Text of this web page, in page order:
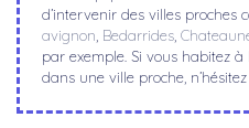
d’intervenir des villes proches
avignon Bedarrides
par exemple. Si vous habitez à
dans une ville proche,